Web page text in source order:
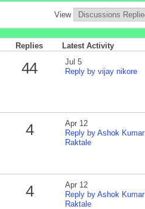
View
Replies Latest Activity
44
Jul 5
Reply by vijay nikore
4
Apr 12
Reply by Ashok Kumar
Raktale
4
Apr 12
Reply by Ashok Kumar
Raktale